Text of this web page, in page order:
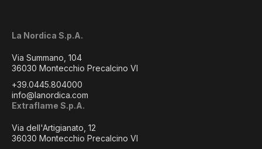
La Nordica S.p.A.
Via Summano, 104
36030 Montecchio Precalcino VI
+39.0445.804000
info@lanordica.com
Extraflame S.p.A.
Via dell'Artigianato, 12
36030 Montecchio Precalcino VI